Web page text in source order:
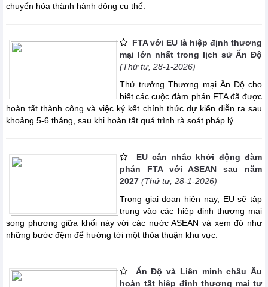
chuyển hóa thành hành động cụ thể.
FTA với EU là hiệp định thương
mại lớn nhất trong lịch sử Ấn Độ
(Thứ tư, 28-1-2026)
Thứ trưởng Thương mại Ấn Độ cho
biết các cuộc đàm phán FTA đã được
hoàn tất thành công và việc ký kết chính thức dự kiến diễn ra sau
khoảng 5-6 tháng, sau khi hoàn tất quá trình rà soát pháp lý.
EU cân nhắc khởi động đàm
phán FTA với ASEAN sau năm
2027 (Thứ tư, 28-1-2026)
Trong giai đoạn hiện nay, EU sẽ tập
trung vào các hiệp định thương mại
song phương giữa khối này với các nước ASEAN và xem đó như
những bước đệm để hướng tới một thỏa thuận khu vực.
Ấn Độ và Liên minh châu Âu
hoàn tất hiệp định thương mại tự